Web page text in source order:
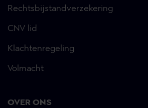
Rechtsbijstandverzekering
CNV lid
Klachtenregeling
Volmacht
OVER ONS